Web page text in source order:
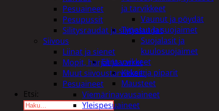
ja tarvikkeet
Vaunut ja pöydät
Työasut ja suojaimet
Suojalasit ja
kuulosuojaimet
Elintarvikkeet
Keksit ja piparit
Mausteet
Etsi:
Pesuaineet
Pesupussit
Silitysraudat ja silityslaudat
Siivous
Liinat ja sienet
Mopit, harjat ja varret
Muut siivoustarvikkeet
Pesuaineet
Viemärinavausaineet
Yleispesuaineet